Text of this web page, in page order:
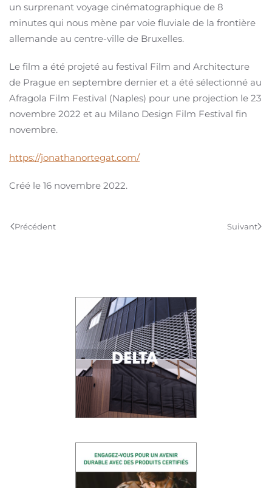
un surprenant voyage cinématographique de 8
minutes qui nous mène par voie fluviale de la frontière
allemande au centre-ville de Bruxelles.
Le film a été projeté au festival Film and Architecture
de Prague en septembre dernier et a été sélectionné au
Afragola Film Festival (Naples) pour une projection le 23
novembre 2022 et au Milano Design Film Festival fin
novembre.
https://jonathanortegat.com/
Créé le 16 novembre 2022.
Précédent Suivant